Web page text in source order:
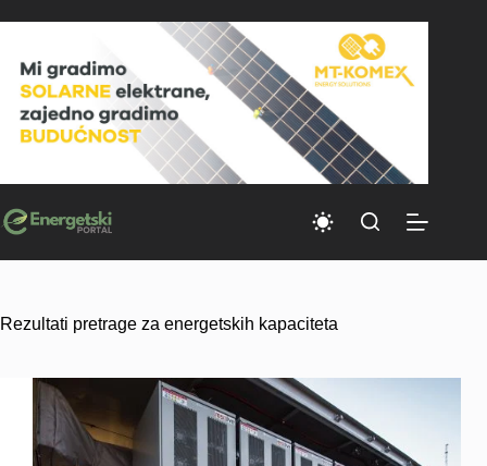
to
Rezultati pretrage za energetskih kapaciteta